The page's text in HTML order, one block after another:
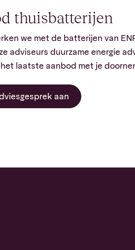
thuisbatterijen
we met de batterijen van
adviseurs duurzame energie
laatste aanbod met je
aan